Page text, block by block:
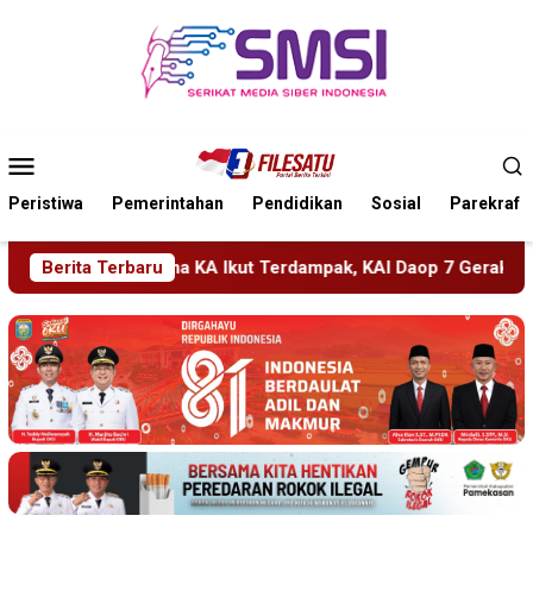
Mobile
Peristiwa Pemerintahan Pendidikan Sosial Parekraf
Berita Terbaru
Terdampak, KAI Daop 7 Gerak Cepat Pulihkan Layanan